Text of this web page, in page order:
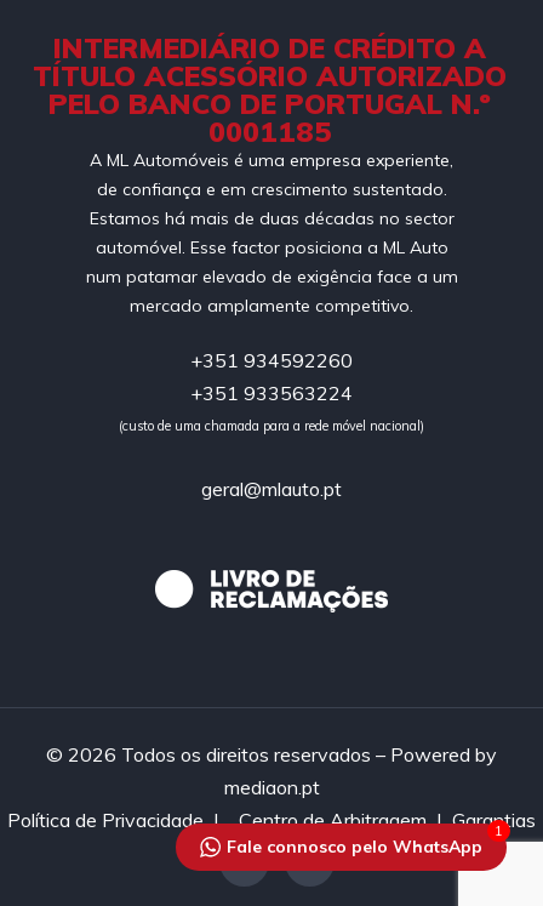
INTERMEDIÁRIO DE CRÉDITO A
TÍTULO ACESSÓRIO AUTORIZADO
PELO BANCO DE PORTUGAL N.º
0001185
A ML Automóveis é uma empresa experiente,
de confiança e em crescimento sustentado.
Estamos há mais de duas décadas no sector
automóvel. Esse factor posiciona a ML Auto
num patamar elevado de exigência face a um
mercado amplamente competitivo.
+351 934592260
+351 933563224
(custo de uma chamada para a rede móvel nacional)
geral@mlauto.pt
© 2026 Todos os direitos reservados – Powered by
mediaon.pt
Política de Privacidade|Centro de Arbitragem |Garantias
Fale connosco pelo WhatsApp
1